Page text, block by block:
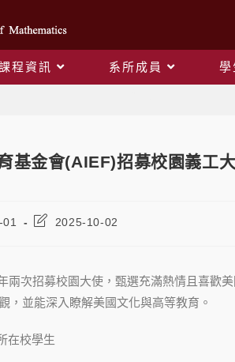
程資訊 系所成員 學
基金會(AIEF)招募校園義工
01 2025-10-02
兩次招募校園大使，甄選充滿熱情且喜歡
，並能深入瞭解美國文化與高等教育。
在校學生